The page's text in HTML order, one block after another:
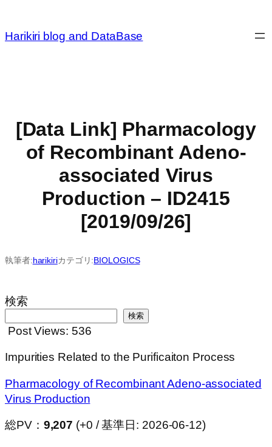
を
Harikiri blog and DataBase
[Data Link] Pharmacology
of Recombinant Adeno-
associated Virus
Production – ID2415
[2019/09/26]
執筆者:harikiriカテゴリ:BIOLOGICS
検索
検索
Post Views: 536
Impurities Related to the Purificaiton Process
Pharmacology of Recombinant Adeno-associated
Virus Production
総PV： 9,207 (+0 / 基準日: 2026-06-12)